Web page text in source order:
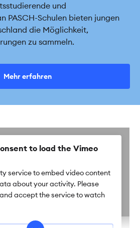
und
PASCH-Schulen bieten jungen
die Möglichkeit,
zu sammeln.
Mehr erfahren
to load the Vimeo
service to embed video content
about your activity. Please
accept the service to watch